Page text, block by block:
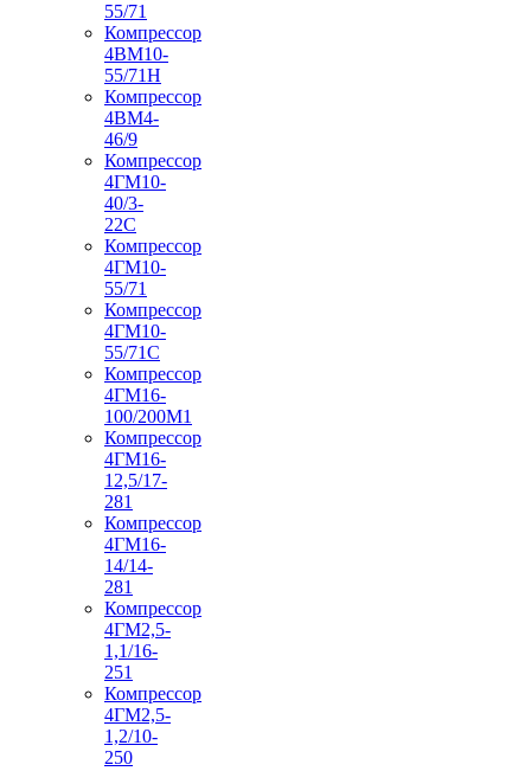
55/71
Компрессор
4ВМ10-
55/71Н
Компрессор
4ВМ4-
46/9
Компрессор
4ГМ10-
40/3-
22С
Компрессор
4ГМ10-
55/71
Компрессор
4ГМ10-
55/71С
Компрессор
4ГМ16-
100/200М1
Компрессор
4ГМ16-
12,5/17-
281
Компрессор
4ГМ16-
14/14-
281
Компрессор
4ГМ2,5-
1,1/16-
251
Компрессор
4ГМ2,5-
1,2/10-
250